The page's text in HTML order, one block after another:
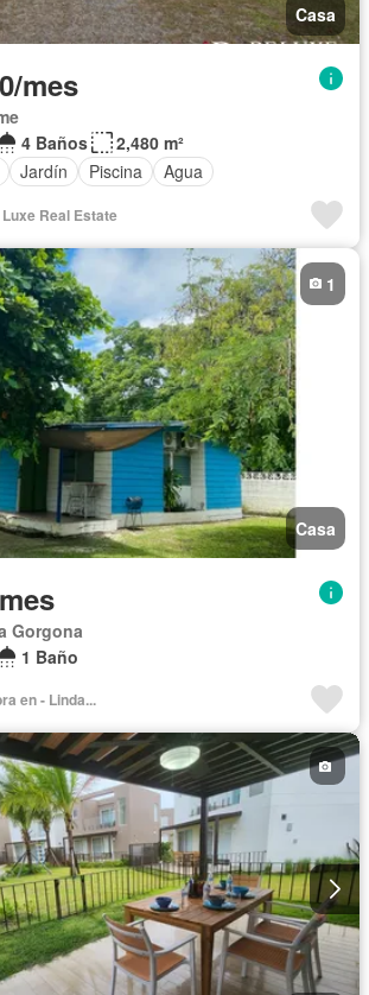
Casa
mes
4 Baños
2,480 m²
Jardín Piscina Agua
Real Estate
Casa
1
Gorgona
1 Baño
en - Linda...